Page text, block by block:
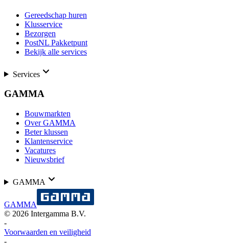
Gereedschap huren
Klusservice
Bezorgen
PostNL Pakketpunt
Bekijk alle services
Services
GAMMA
Bouwmarkten
Over GAMMA
Beter klussen
Klantenservice
Vacatures
Nieuwsbrief
GAMMA
GAMMA
© 2026 Intergamma B.V.
-
Voorwaarden en veiligheid
-